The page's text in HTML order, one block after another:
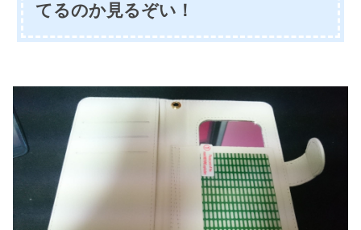
てるのか見るぞい！